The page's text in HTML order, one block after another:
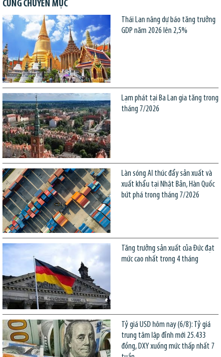
CÙNG CHUYÊN MỤC
Thái Lan nâng dự báo tăng trưởng
GDP năm 2026 lên 2,5%
Lạm phát tại Ba Lan gia tăng trong
tháng 7/2026
Làn sóng AI thúc đẩy sản xuất và
xuất khẩu tại Nhật Bản, Hàn Quốc
bứt phá trong tháng 7/2026
Tăng trưởng sản xuất của Đức đạt
mức cao nhất trong 4 tháng
Tỷ giá USD hôm nay (6/8): Tỷ giá
trung tâm lập đỉnh mới 25.433
đồng, DXY xuống mức thấp nhất 7